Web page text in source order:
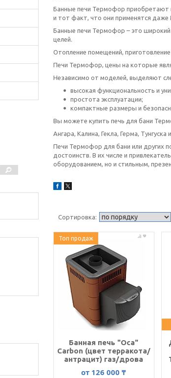
Банные печи Термофор приобретают
и тот факт, что они применятся даже
Банные печи Термофор – это
целей.
Отопление помещений,
Печи Термофор, цены на которые
Независимо от моделей, выделяют
высокая функциональность и
простота эксплуатации;
компактные размеры и
Вы можете купить печь для бани
Ангара, Калина, Гекла, Герма,
Печи Термофор для бани или других
достоинств. В их числе и
оборудованием, но и стильным,
Топ продаж
Банная печь "Оса"
Carbon (цвет терракота/
антрацит) газ/дрова
от 126 000 ₸